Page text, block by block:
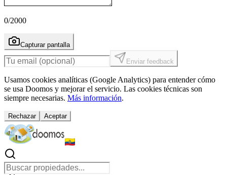
0/2000
Capturar pantalla
Enviar feedback
Usamos cookies analíticas (Google Analytics) para entender cómo
se usa Doomos y mejorar el servicio. Las cookies técnicas son
siempre necesarias. Más información.
Rechazar Aceptar